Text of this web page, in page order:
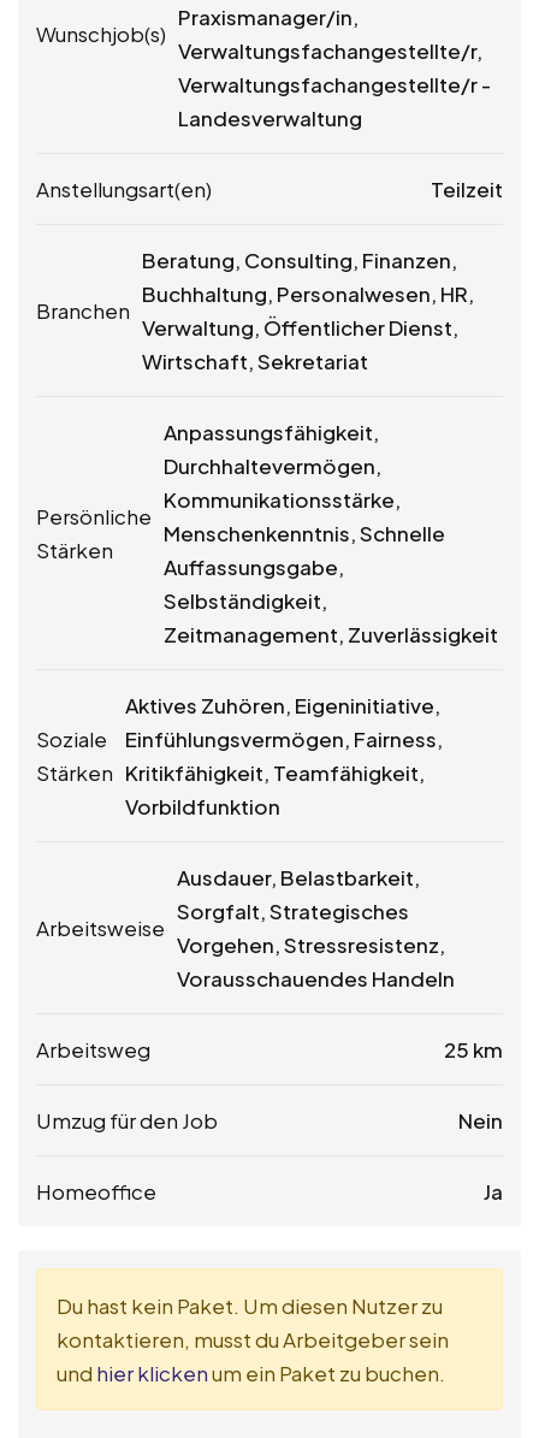
Wunschjob(s)
Praxismanager/in,
Verwaltungsfachangestellte/r,
Verwaltungsfachangestellte/r -
Landesverwaltung
Anstellungsart(en) Teilzeit
Branchen
Beratung, Consulting, Finanzen,
Buchhaltung, Personalwesen, HR,
Verwaltung, Öffentlicher Dienst,
Wirtschaft, Sekretariat
Persönliche
Stärken
Anpassungsfähigkeit,
Durchhaltevermögen,
Kommunikationsstärke,
Menschenkenntnis, Schnelle
Auffassungsgabe,
Selbständigkeit,
Zeitmanagement, Zuverlässigkeit
Soziale
Stärken
Aktives Zuhören, Eigeninitiative,
Einfühlungsvermögen, Fairness,
Kritikfähigkeit, Teamfähigkeit,
Vorbildfunktion
Arbeitsweise
Ausdauer, Belastbarkeit,
Sorgfalt, Strategisches
Vorgehen, Stressresistenz,
Vorausschauendes Handeln
Arbeitsweg 25 km
Umzug für den Job Nein
Homeoffice Ja
Du hast kein Paket. Um diesen Nutzer zu
kontaktieren, musst du Arbeitgeber sein
und hier klickenum ein Paket zu buchen.